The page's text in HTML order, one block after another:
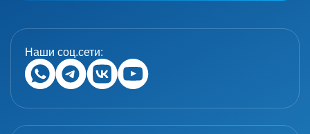
Наши соц.сети: